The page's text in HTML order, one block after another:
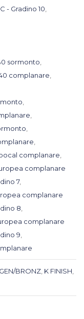
- Gradino 10
sormonto
complanare
complanare
complanare
7,
complanare
8
complanare
9
BRONZ K FINISH